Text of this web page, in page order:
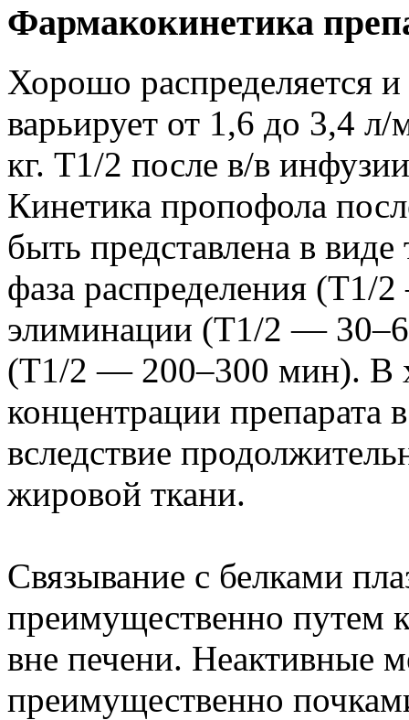
Фармакокинетика
Хорошо распределяется
варьирует от 1,6 до 3,4
кг. Т1/2 после в/в
Кинетика пропофола
быть представлена в
фаза распределения
элиминации (Т1/2 —
(Т1/2 — 200–300 мин). В
концентрации препарата
вследствие
жировой ткани.
Связывание с белками
преимущественно путем
вне печени. Неактивные
преимущественно